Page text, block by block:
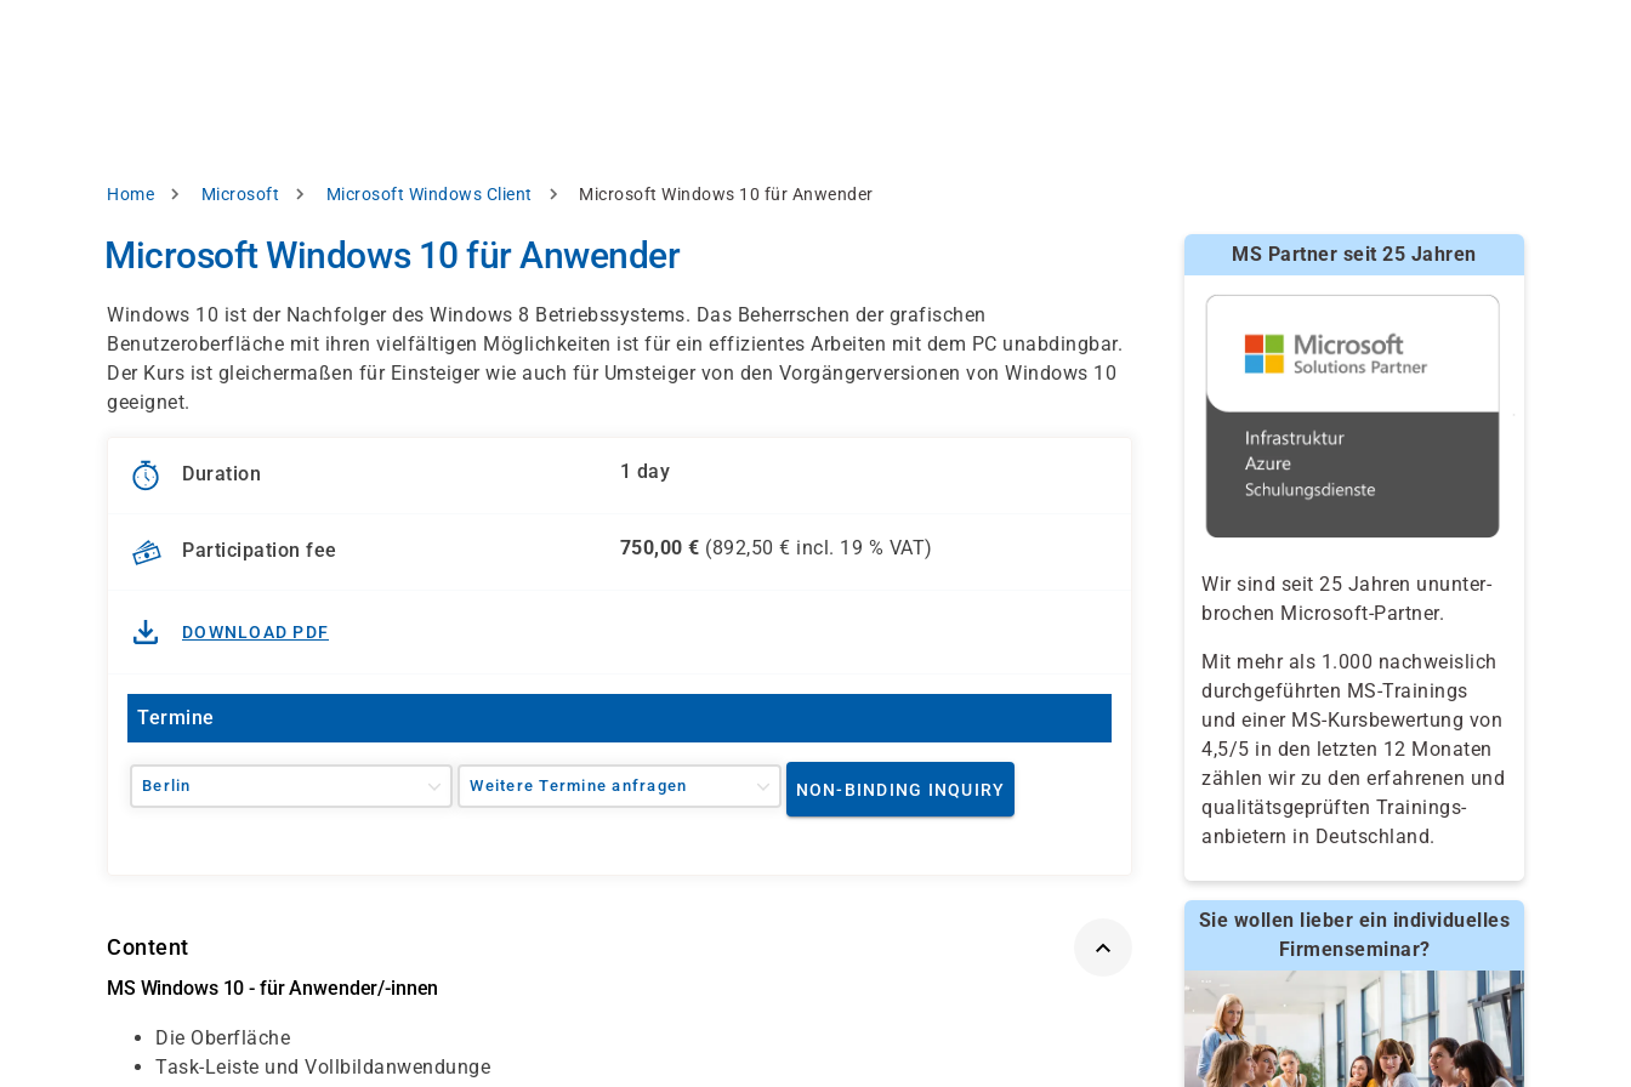
Breadcrumb
Home Microsoft Microsoft Windows Client Microsoft Windows 10 für Anwender
Microsoft Windows 10 für Anwender
Windows 10 ist der Nachfolger des Windows 8 Betriebssystems. Das Beherrschen der grafischen
Benutzeroberfläche mit ihren vielfältigen Möglichkeiten ist für ein effizientes Arbeiten mit dem PC unabdingbar.
Der Kurs ist gleichermaßen für Einsteiger wie auch für Umsteiger von den Vorgängerversionen von Windows 10
geeignet.
Duration 1 day
Participation fee 750,00 € (892,50 € incl. 19 % VAT)
DOWNLOAD PDF
Termine
Berlin Weitere Termine anfragen NON-BINDING INQUIRY
Content
MS Windows 10 - für Anwender/-innen
Die Oberfläche
Task-Leiste und Vollbildanwendunge
MS Partner seit 25 Jahren
Wir sind seit 25 Jahren ununter-
brochen Microsoft-Partner.
Mit mehr als 1.000 nachweislich
durchgeführten MS-Trainings
und einer MS-Kursbewertung von
4,5/5 in den letzten 12 Monaten
zählen wir zu den erfahrenen und
qualitäts­geprüften Trainings­
anbietern in Deutschland.
Sie wollen lieber ein individuelles
Firmenseminar?